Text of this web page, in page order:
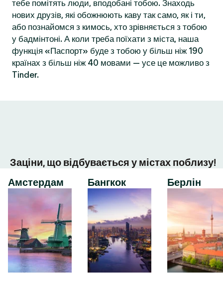
тебе помітять люди, вподобані тобою. Знаходь
нових друзів, які обожнюють каву так само, як і ти,
або познайомся з кимось, хто зрівняється з тобою
у бадмінтоні. А коли треба поїхати з міста, наша
функція «Паспорт» буде з тобою у більш ніж 190
країнах з більш ніж 40 мовами — усе це можливо з
Tinder.
Заціни, що відбувається у містах поблизу!
Амстердам
Бангкок Берлін